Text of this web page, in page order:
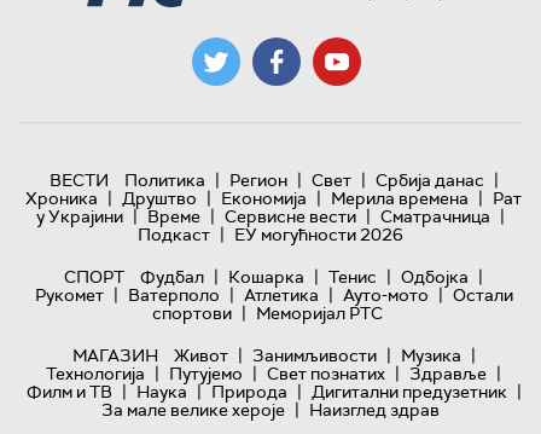
ВЕСТИ Политика | Регион | Свет | Србија данас |
Хроника | Друштво | Економија | Мерила времена | Рат
у Украјини | Време | Сервисне вести | Сматрачница |
Подкаст | ЕУ могућности 2026
СПОРТ
Фудбал | Кошарка | Тенис | Одбојка |
Рукомет | Ватерполо | Атлетика | Ауто-мото | Остали
спортови | Меморијал РТС
МАГАЗИН
Живот | Занимљивости | Музика |
Технологијa | Путујемо | Свет познатих | Здравље |
Филм и ТВ | Наука | Природа | Дигитални предузетник |
За мале велике хероје | Наизглед здрав